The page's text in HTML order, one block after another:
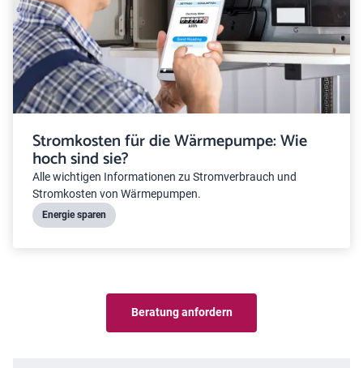
Stromkosten für die Wärmepumpe: Wie
hoch sind sie?
Alle wichtigen Informationen zu Stromverbrauch und
Stromkosten von Wärmepumpen.
Energie sparen
Beratung anfordern